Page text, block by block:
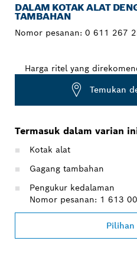
DALAM KOTAK ALAT
TAMBAHAN
Nomor pesanan: 0 611 267
Harga ritel yang
Temukan
Termasuk dalam varian
Kotak alat
Gagang tambahan
Pengukur kedalaman
Nomor pesanan: 1 613
Pilihan